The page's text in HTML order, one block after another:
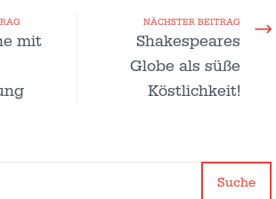
mit
NÄCHSTER BEITRAG
Shakespeares
Globe als süße
Köstlichkeit!
Suche